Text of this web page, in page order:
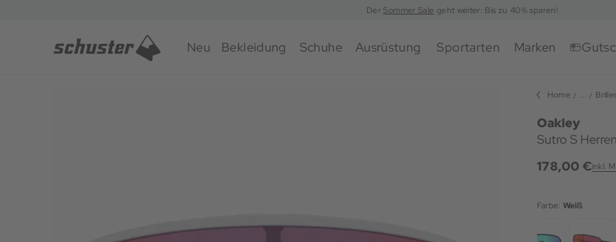
DerSommer Sale geht weiter: Bis zu 40% sparen!
Neu Bekleidung Schuhe Ausrüstung Sportarten Marken
Home ...
Oakley
Sutro S
178,00 €inkl.
Farbe: Weiß